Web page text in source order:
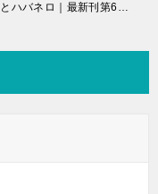
ピンクとハバネロ｜最新刊第6巻！マンガMeeで無料話更新中！